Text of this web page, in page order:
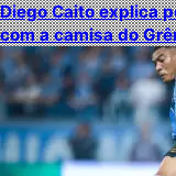
Diego Caito explica
com a camisa do